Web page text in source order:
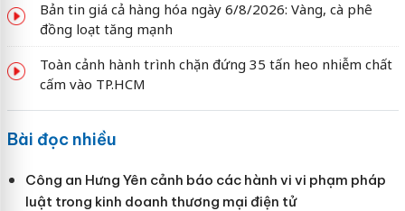
Bản tin giá cả hàng hóa ngày 6/8/2026: Vàng, cà phê
đồng loạt tăng mạnh
Toàn cảnh hành trình chặn đứng 35 tấn heo nhiễm chất
cấm vào TP.HCM
Bài đọc nhiều
Công an Hưng Yên cảnh báo các hành vi vi phạm pháp
luật trong kinh doanh thương mại điện tử